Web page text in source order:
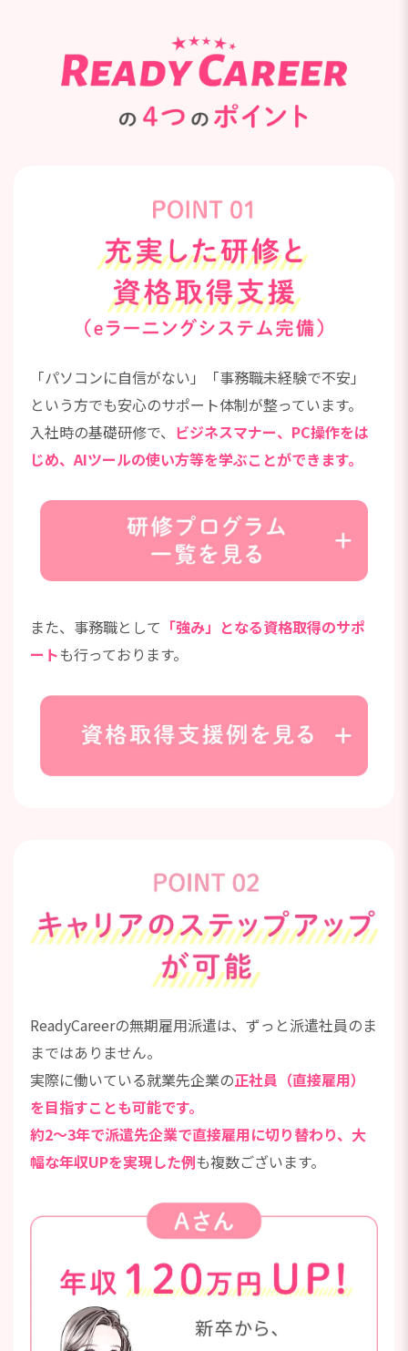
「パソコンに自信がない」「事務職未経験で不安」
という方でも安心のサポート体制が整っています。
入社時の基礎研修で、 ビジネスマナー、PC操作をは
じめ、AIツールの使い方等を学ぶことができます。
また、事務職として 「強み」となる資格取得のサポ
ートも行っております。
ReadyCareerの無期雇用派遣は、ずっと派遣社員のま
まではありません。
実際に働いている就業先企業の正社員（直接雇用）
を目指すことも可能です。
約2～3年で派遣先企業で直接雇用に切り替わり、大
幅な年収UPを実現した例も複数ございます。